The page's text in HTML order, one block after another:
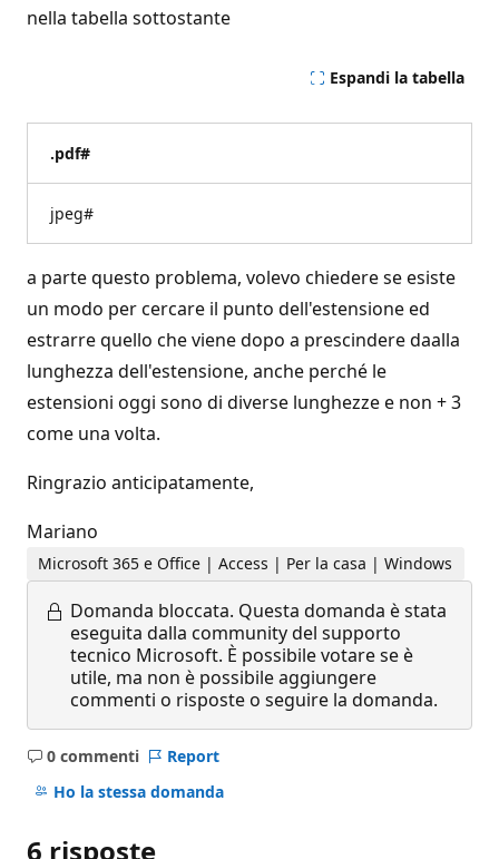
nella tabella sottostante
Espandi la tabella
.pdf#
jpeg#
a parte questo problema, volevo chiedere se esiste
un modo per cercare il punto dell'estensione ed
estrarre quello che viene dopo a prescindere daalla
lunghezza dell'estensione, anche perché le
estensioni oggi sono di diverse lunghezze e non + 3
come una volta.
Ringrazio anticipatamente,
Mariano
Microsoft 365 e Office | Access | Per la casa | Windows
Domanda bloccata. Questa domanda è stata
eseguita dalla community del supporto
tecnico Microsoft. È possibile votare se è
utile, ma non è possibile aggiungere
commenti o risposte o seguire la domanda.
0 commenti
Nessun
commento
Report
Ho la stessa domanda
6 risposte